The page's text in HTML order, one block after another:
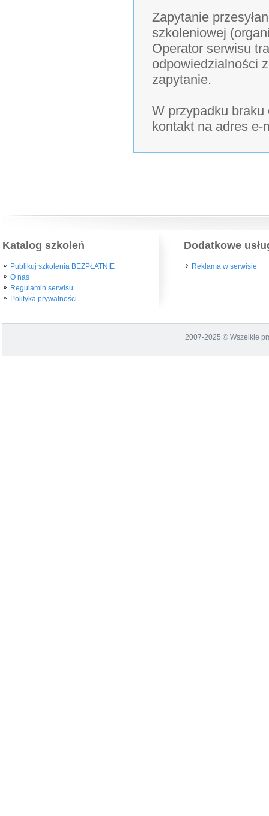
Zapytanie
szkoleniowej
Operator serwisu
odpowiedzialności
zapytanie.
W przypadku
kontakt na adres
Katalog szkoleń
Publikuj szkolenia BEZPŁATNIE
O nas
Regulamin serwisu
Polityka prywatności
Dodatkowe
Reklama w serwisie
2007-2025 © Wszelkie